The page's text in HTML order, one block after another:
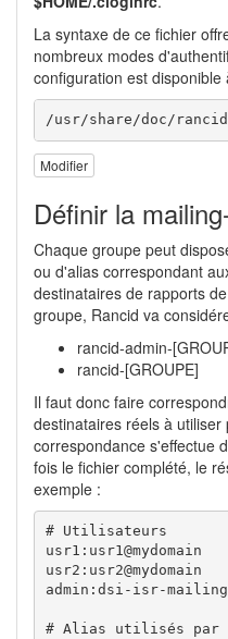
La syntaxe de ce fichier
nombreux modes
configuration est
/usr/share/doc/
Modifier
Définir la
Chaque groupe peut
ou d'alias correspondant
destinataires de rapports
groupe, Rancid va
rancid-admin-
rancid-[GROUPE]
Il faut donc faire
destinataires réels à
correspondance s'effectue
fois le fichier complété, le
exemple :
# Utilisateurs
usr1:usr1@mydomain
usr2:usr2@mydomain
admin:dsi-isr-
# Alias utilisés par